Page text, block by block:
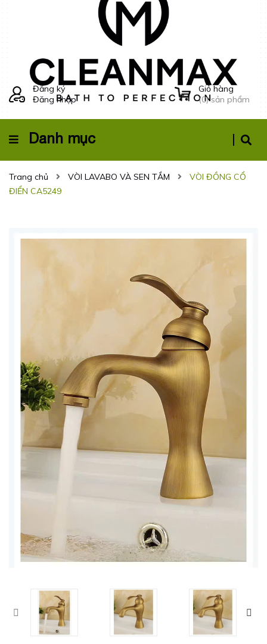
Đăng ký
Đăng nhập
Giỏ hàng
(0) sản phẩm
Danh mục
Trang chủ VÒI LAVABO VÀ SEN TẮM
VÒI ĐỒNG CỔ
ĐIỂN CA5249